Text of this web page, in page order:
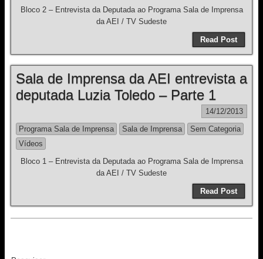
Bloco 2 – Entrevista da Deputada ao Programa Sala de Imprensa
da AEI / TV Sudeste
Read Post
Sala de Imprensa da AEI entrevista a
deputada Luzia Toledo – Parte 1
14/12/2013
Programa Sala de Imprensa
Sala de Imprensa
Sem Categoria
Vídeos
Bloco 1 – Entrevista da Deputada ao Programa Sala de Imprensa
da AEI / TV Sudeste
Read Post